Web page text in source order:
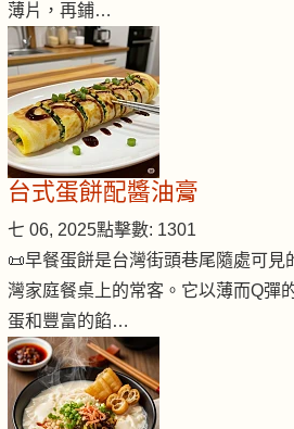
薄片，再鋪…
台式蛋餅配醬油膏
七 06, 2025點擊數: 1301
📜早餐蛋餅是台灣街頭巷尾隨處可見
灣家庭餐桌上的常客。它以薄而Q彈
蛋和豐富的餡…